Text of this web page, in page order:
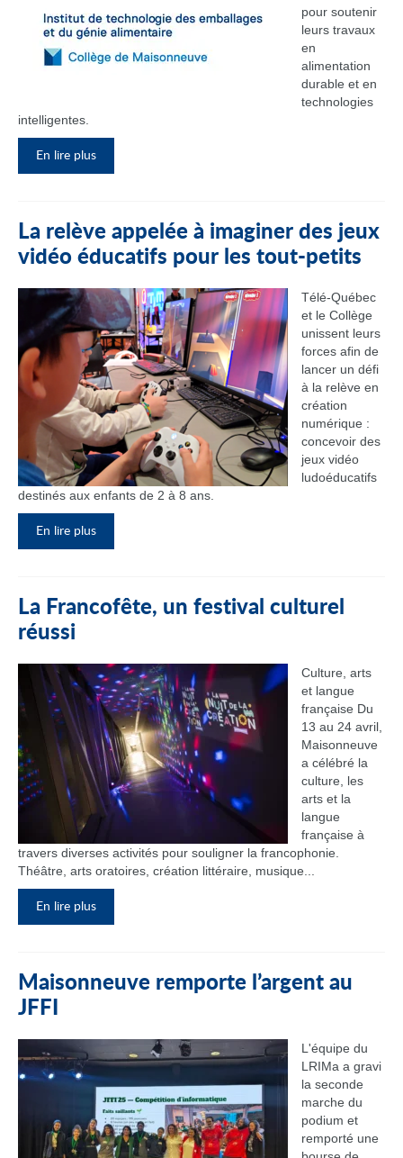
pour soutenir
leurs travaux
en
alimentation
durable et en
technologies
intelligentes.
En lire plus
La relève appelée à imaginer des jeux
vidéo éducatifs pour les tout-petits
Télé-Québec
et le Collège
unissent leurs
forces afin de
lancer un défi
à la relève en
création
numérique :
concevoir des
jeux vidéo
ludoéducatifs
destinés aux enfants de 2 à 8 ans.
En lire plus
La Francofête, un festival culturel
réussi
Culture, arts
et langue
française Du
13 au 24 avril,
Maisonneuve
a célébré la
culture, les
arts et la
langue
française à
travers diverses activités pour souligner la francophonie.
Théâtre, arts oratoires, création littéraire, musique...
En lire plus
Maisonneuve remporte l’argent au
JFFI
L'équipe du
LRIMa a gravi
la seconde
marche du
podium et
remporté une